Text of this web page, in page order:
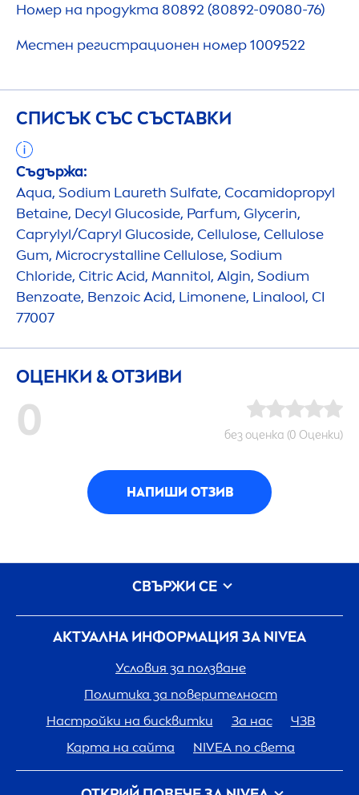
Номер на продукта 80892 (80892-09080-76)
Местен регистрационен номер 1009522
СПИСЪК СЪС СЪСТАВКИ
Съдържа:
Aqua, Sodium Laureth Sulfate, Cocamidopropyl
Betaine, Decyl Glucoside, Parfum, Glycerin,
Caprylyl/Capryl Glucoside, Cellulose, Cellulose
Gum, Microcrystalline Cellulose, Sodium
Chloride, Citric Acid, Mannitol, Algin, Sodium
Benzoate, Benzoic Acid, Limonene, Linalool, CI
77007
ОЦЕНКИ & ОТЗИВИ
0 без оценка (0 Оценки)
НАПИШИ ОТЗИВ
АКТУАЛНА ИНФОРМАЦИЯ ЗА NIVEA
Условия за ползване
Политика за поверителност
Настройки на бисквитки
За нас
ЧЗВ
Карта на сайта
NIVEA по света
СВЪРЖИ СЕ